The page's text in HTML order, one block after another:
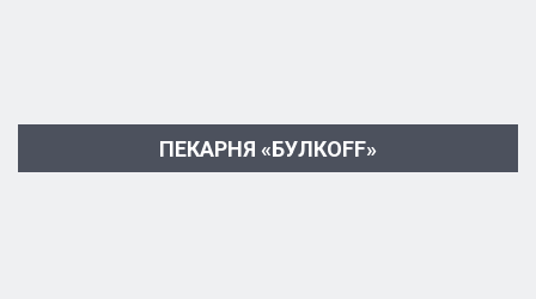
ПЕКАРНЯ «БУЛКОFF»